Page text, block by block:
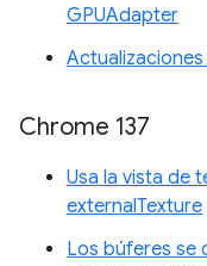
GPUAdapter
Chrome 137
Usa la vista de
externalTexture
Los búferes se